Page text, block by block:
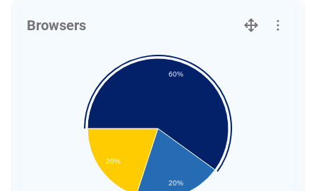
Browsers
20%
20%
60%